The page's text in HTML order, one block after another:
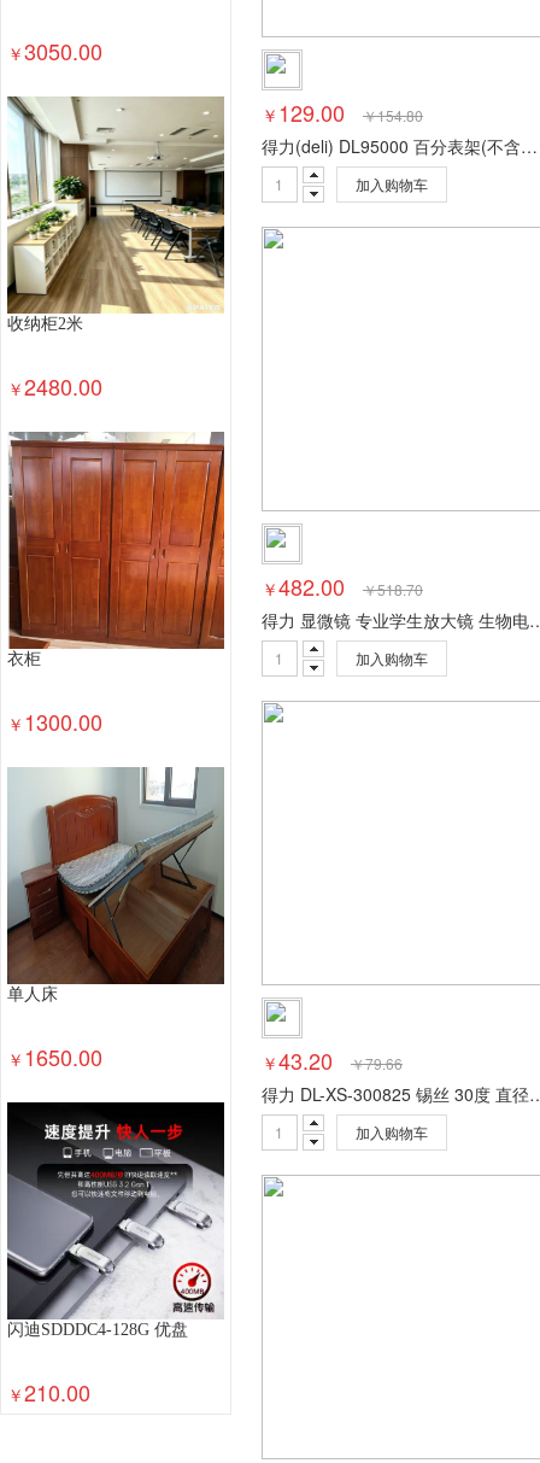
￥3050.00
收纳柜2米
￥2480.00
衣柜
￥ 1300.00
单人床
￥ 1650.00
闪迪SDDDC4-128G 优盘
￥210.00
￥ 129.00 ￥154.80
得力(deli) DL95000 百分表架(不含表)千分表头表座杠杆支架 百分表架
加入购物车
￥482.00 ￥518.70
得力 显微镜 专业学生
加入购物车
￥43.20 ￥79.66
得力 DL-XS-300825 锡
加入购物车